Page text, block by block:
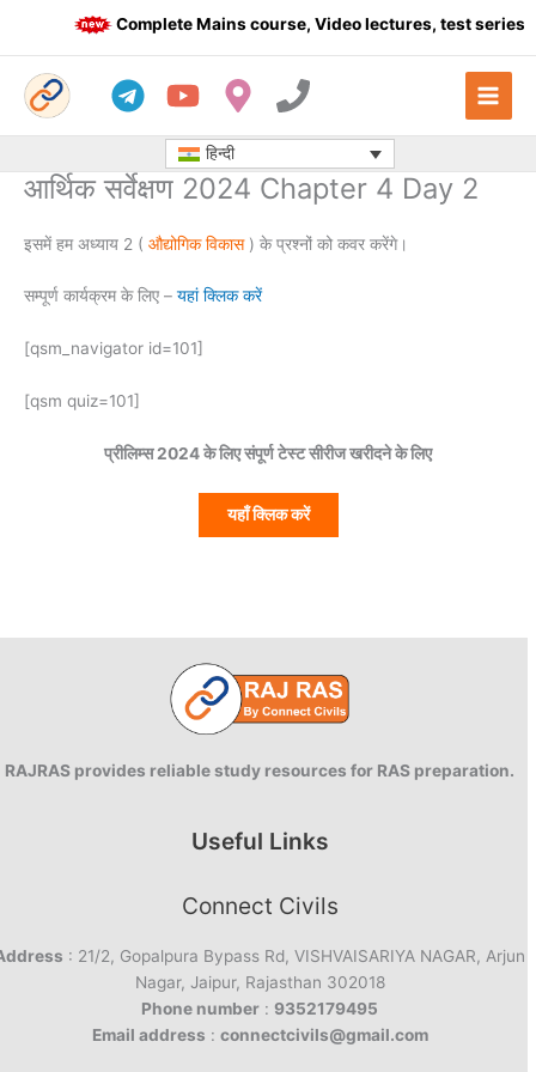
Complete Mains course, Video lectures, test series
हिन्दी
आर्थिक सर्वेक्षण 2024 Chapter 4 Day 2
इसमें हम अध्याय 2 ( औद्योगिक विकास) के प्रश्नों को कवर करेंगे।
सम्पूर्ण कार्यक्रम के लिए – यहां क्लिक करें
[qsm_navigator id=101]
[qsm quiz=101]
प्रीलिम्स 2024 के लिए संपूर्ण टेस्ट सीरीज खरीदने के लिए
यहाँ क्लिक करें
RAJRAS provides reliable study resources for RAS preparation.
Useful Links
Connect Civils
: 21/2, Gopalpura Bypass Rd, VISHVAISARIYA NAGAR, Arjun
Nagar, Jaipur, Rajasthan 302018
Phone number : 9352179495
Email address : connectcivils@gmail.com